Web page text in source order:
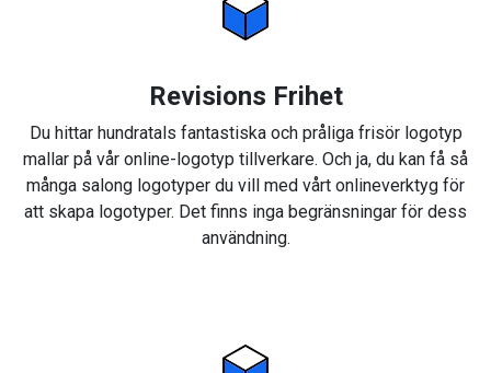
Revisions Frihet
Du hittar hundratals fantastiska och pråliga frisör logotyp
mallar på vår online-logotyp tillverkare. Och ja, du kan få så
många salong logotyper du vill med vårt onlineverktyg för
att skapa logotyper. Det finns inga begränsningar för dess
användning.